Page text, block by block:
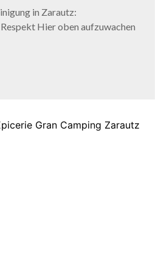
in Zarautz:
Hier oben aufzuwachen